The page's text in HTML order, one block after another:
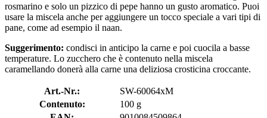
rosmarino e solo un pizzico di pepe hanno un gusto aromatico. Puoi
usare la miscela anche per aggiungere un tocco speciale a vari tipi di
pane, come ad esempio il naan.
Suggerimento: condisci in anticipo la carne e poi cuocila a basse
temperature. Lo zucchero che è contenuto nella miscela
caramellando donerà alla carne una deliziosa crosticina croccante.
Art.-Nr.:
SW-60064xM
Contenuto:
100 g